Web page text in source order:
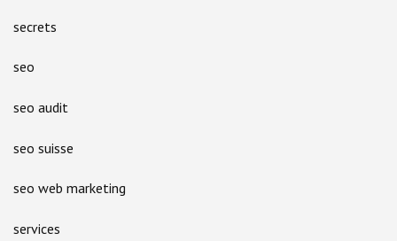
secrets
seo
seo audit
seo suisse
seo web marketing
services